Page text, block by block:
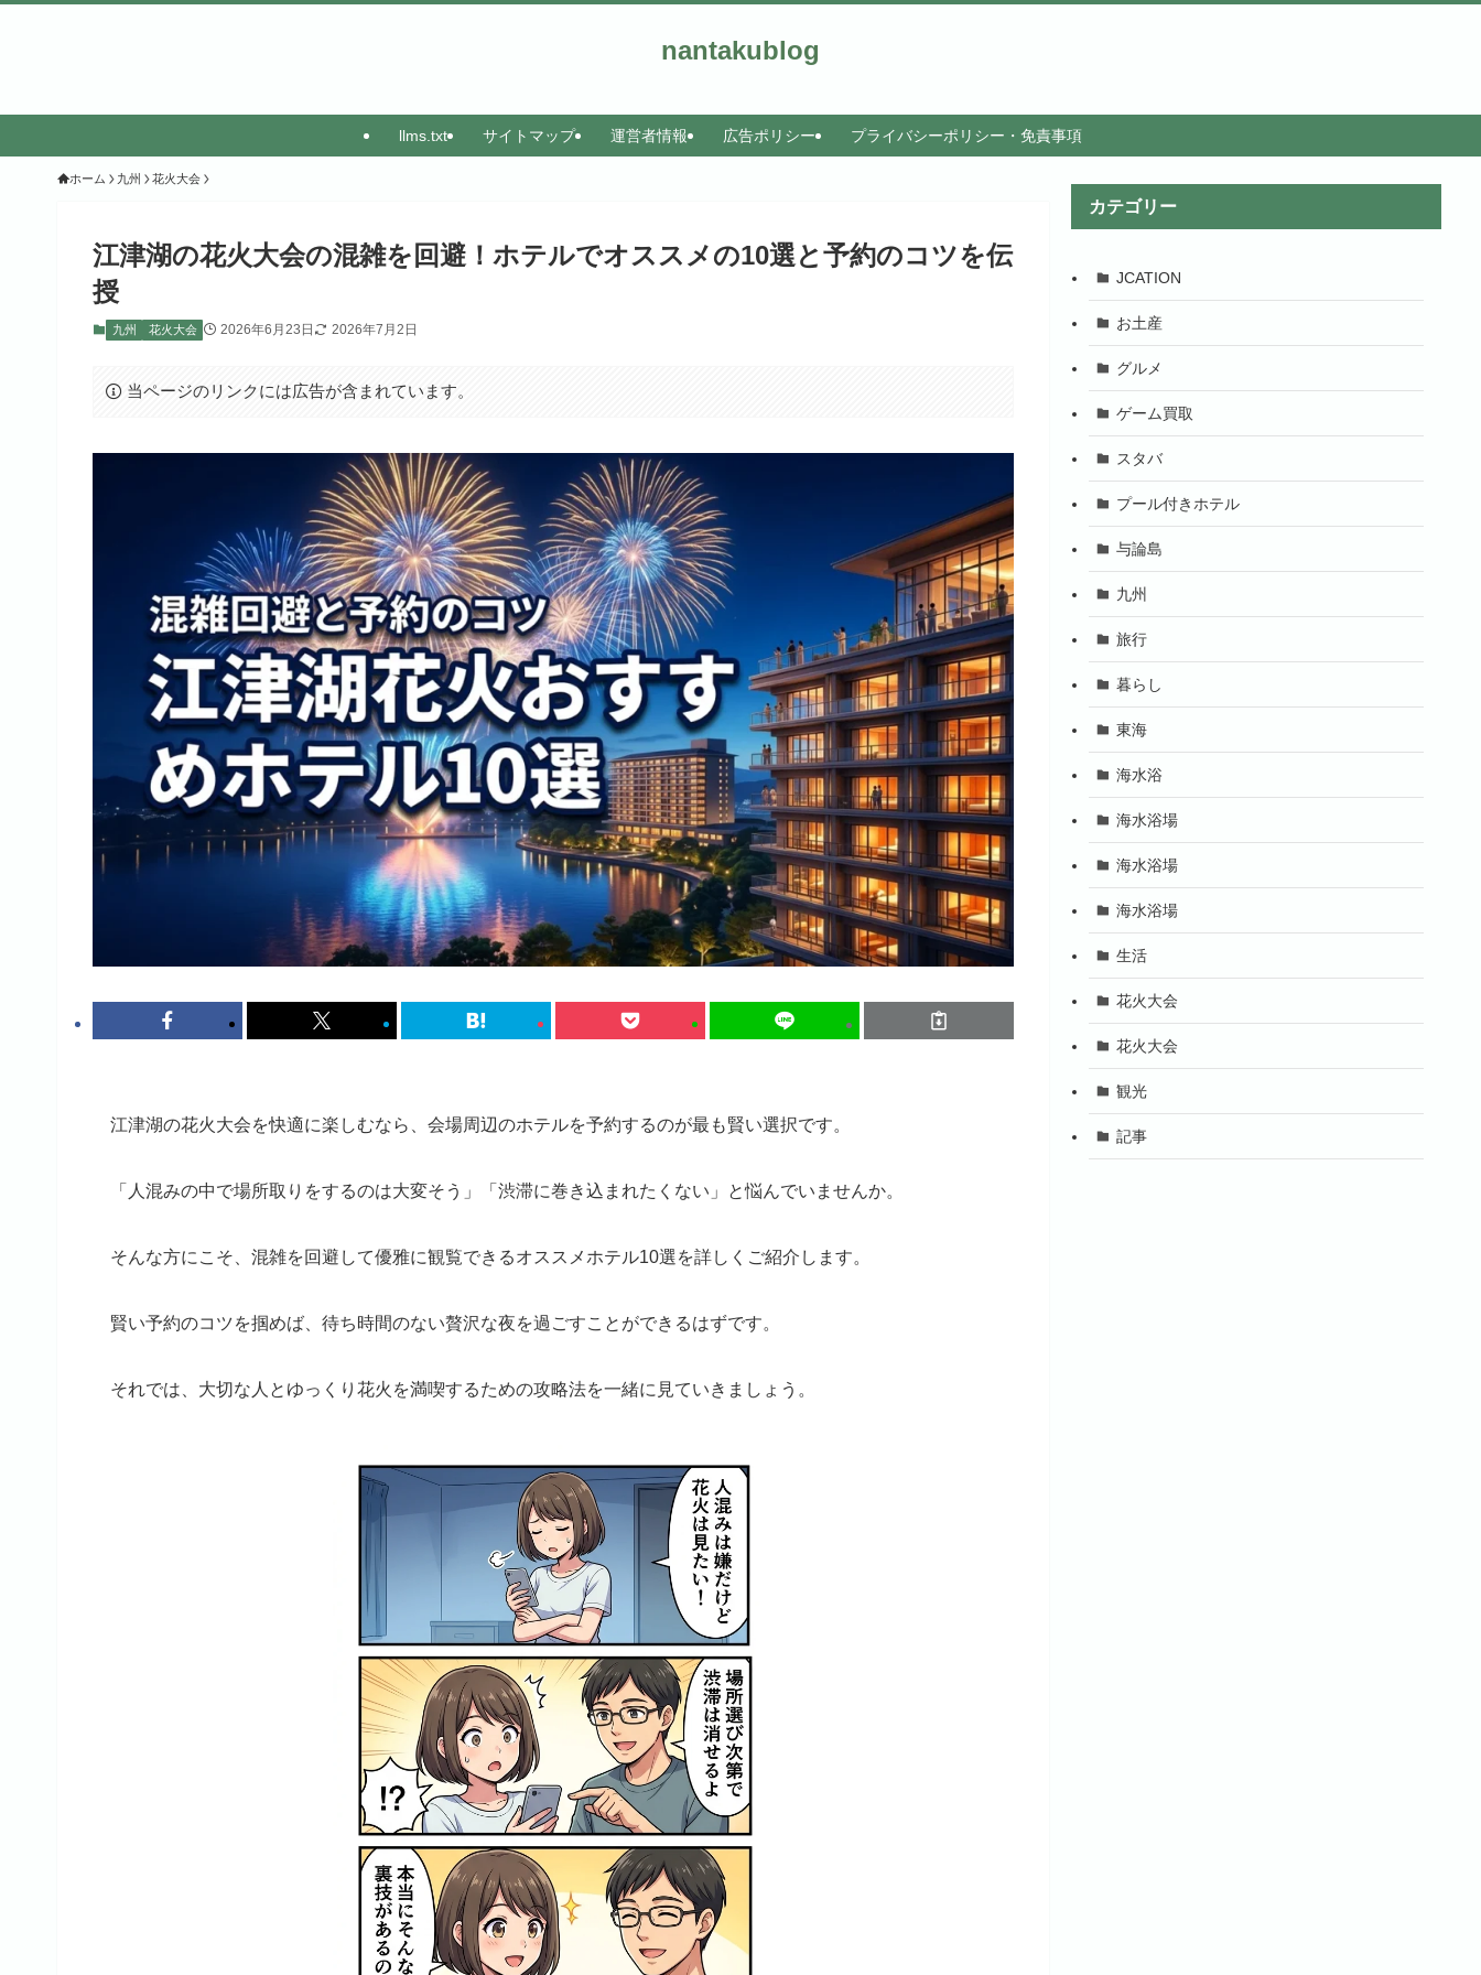
nantakublog
llms.txt サイトマップ 運営者情報 広告ポリシー プライバシーポリシー・免責事項
ホーム 九州 花火大会
江津湖の花火大会の混雑を回避！ホテルでオススメの10選と予約のコツを伝
授
九州 花火大会 2026年6月23日 2026年7月2日
当ページのリンクには広告が含まれています。
江津湖の花火大会を快適に楽しむなら、会場周辺のホテルを予約するのが最も賢い選択です。
「人混みの中で場所取りをするのは大変そう」「渋滞に巻き込まれたくない」と悩んでいませんか。
そんな方にこそ、混雑を回避して優雅に観覧できるオススメホテル10選を詳しくご紹介します。
賢い予約のコツを掴めば、待ち時間のない贅沢な夜を過ごすことができるはずです。
それでは、大切な人とゆっくり花火を満喫するための攻略法を一緒に見ていきましょう。
カテゴリー
JCATION
お土産
グルメ
ゲーム買取
スタバ
プール付きホテル
与論島
九州
旅行
暮らし
東海
海水浴
海水浴場
海水浴場
海水浴場
生活
花火大会
花火大会
観光
記事